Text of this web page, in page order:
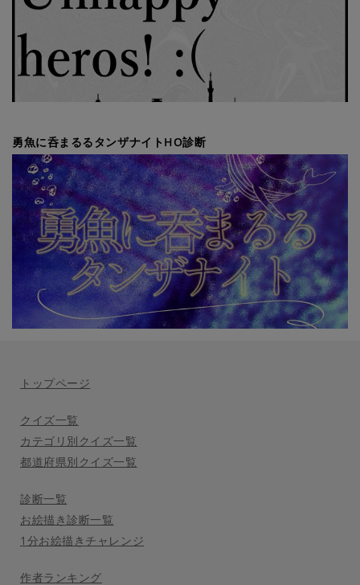
勇魚に呑まるるタンザナイトHO診断
トップページ
クイズ一覧
カテゴリ別クイズ一覧
都道府県別クイズ一覧
診断一覧
お絵描き診断一覧
1分お絵描きチャレンジ
作者ランキング